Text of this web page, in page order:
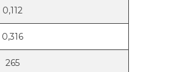
0,112
0,316
265